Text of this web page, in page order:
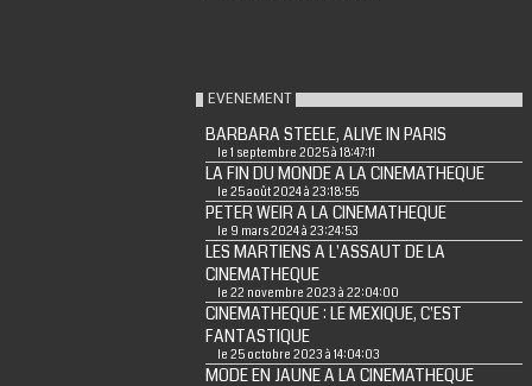
EVENEMENT
BARBARA STEELE, ALIVE IN PARIS
le 1 septembre 2025 à 18:47:11
LA FIN DU MONDE A LA CINEMATHEQUE
le 25 août 2024 à 23:18:55
PETER WEIR A LA CINEMATHEQUE
le 9 mars 2024 à 23:24:53
LES MARTIENS A L'ASSAUT DE LA
CINEMATHEQUE
le 22 novembre 2023 à 22:04:00
CINEMATHEQUE : LE MEXIQUE, C'EST
FANTASTIQUE
le 25 octobre 2023 à 14:04:03
MODE EN JAUNE A LA CINEMATHEQUE